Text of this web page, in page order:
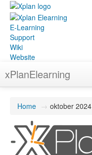
E-Learning
Support
Wiki
Website
xPlanElearning
Home → oktober 2024